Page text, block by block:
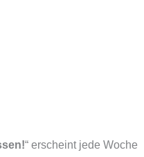
“ erscheint jede Woche